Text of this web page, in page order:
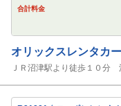
合計料金
オリックスレンタカー
ＪＲ沼津駅より徒歩１０分